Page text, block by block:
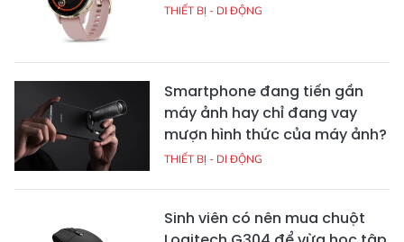
THIẾT BỊ - DI ĐỘNG
Smartphone đang tiến gần
máy ảnh hay chỉ đang vay
mượn hình thức của máy ảnh?
THIẾT BỊ - DI ĐỘNG
Sinh viên có nên mua chuột